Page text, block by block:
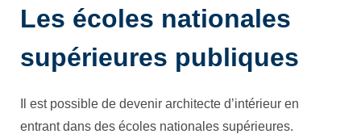
Les écoles nationales
supérieures publiques
Il est possible de devenir architecte d’intérieur en
entrant dans des écoles nationales supérieures.